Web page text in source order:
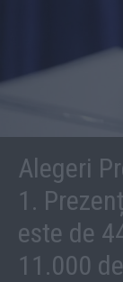
Alegeri
1.
este de
11.000